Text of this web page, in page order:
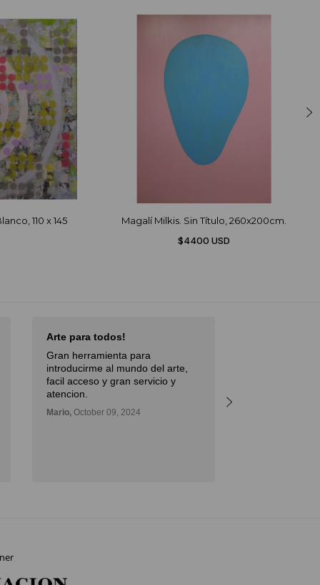
110 x 145
Magalí Milkis. Sin Título, 260x200cm.
$4400 USD
Arte para todos!
Gran herramienta para
introducirme al mundo del arte,
facil acceso y gran servicio y
atencion.
Mario, October 09, 2024